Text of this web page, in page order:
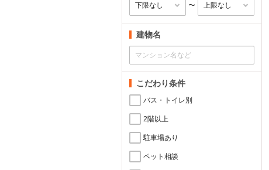
〜
建物名
こだわり条件
バス・トイレ別
2階以上
駐車場あり
ペット相談